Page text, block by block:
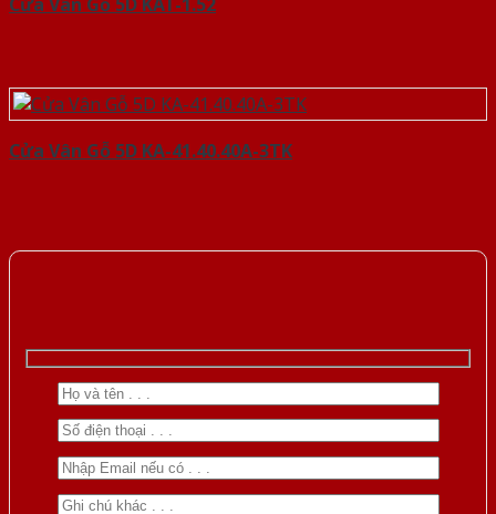
Cửa Vân Gỗ 5D KA-41.40.40A-3TK